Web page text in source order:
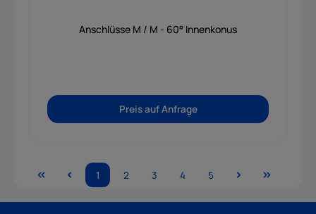
Anschlüsse M / M - 60° Innenkonus
Preis auf Anfrage
1 2 3 4 5